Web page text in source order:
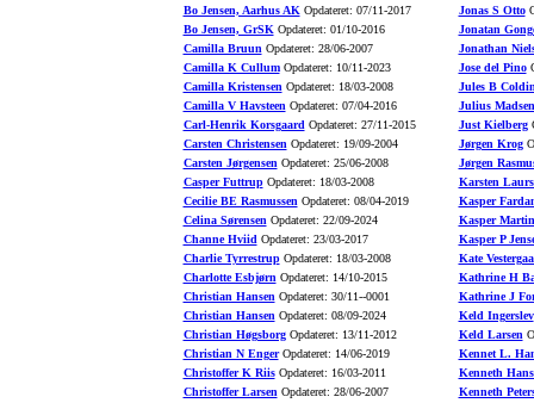
Bo Jensen, Aarhus AK Opdateret: 07/11-2017
Bo Jensen, GrSK Opdateret: 01/10-2016
Camilla Bruun Opdateret: 28/06-2007
Camilla K CullumOpdateret: 10/11-2023
Camilla Kristensen Opdateret: 18/03-2008
Camilla V Havsteen Opdateret: 07/04-2016
Carl-Henrik Korsgaard Opdateret: 27/11-2015
Carsten Christensen Opdateret: 19/09-2004
Carsten Jørgensen Opdateret: 25/06-2008
Casper FuttrupOpdateret: 18/03-2008
Cecilie BE Rasmussen Opdateret: 08/04-2019
Celina Sørensen Opdateret: 22/09-2024
Channe Hviid Opdateret: 23/03-2017
Charlie TyrrestrupOpdateret: 18/03-2008
Charlotte Esbjørn Opdateret: 14/10-2015
Christian Hansen Opdateret: 30/11--0001
Christian Hansen Opdateret: 08/09-2024
Christian HøgsborgOpdateret: 13/11-2012
Christian N EngerOpdateret: 14/06-2019
Christoffer K RiisOpdateret: 16/03-2011
Christoffer Larsen Opdateret: 28/06-2007
Jonas S Otto
Jonatan
Jonathan
Jose del Pino
Jules B
Julius Madsen
Just Kielberg
Jørgen Krog
Jørgen
Karsten
Kasper
Kasper
Kasper P
Kate
Kathrine H
Kathrine J
Keld Ingerslev
Keld Larsen
Kennet L.
Kenneth
Kenneth